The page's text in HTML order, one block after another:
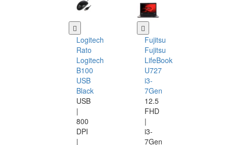
Logitech
Rato
Logitech
B100
USB
Black
USB
|
800
DPI
|
Fujitsu
Fujitsu
LifeBook
U727
i3-
7Gen
12.5
FHD
|
i3-
7Gen